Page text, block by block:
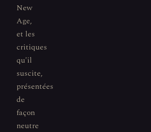
New
Age,
et les
critiques
qu'il
suscite,
présentées
de
façon
neutre